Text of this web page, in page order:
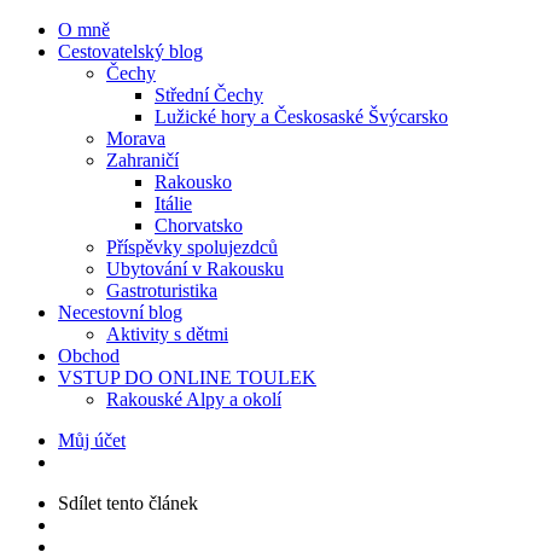
O mně
Cestovatelský blog
Čechy
Střední Čechy
Lužické hory a Českosaské Švýcarsko
Morava
Zahraničí
Rakousko
Itálie
Chorvatsko
Příspěvky spolujezdců
Ubytování v Rakousku
Gastroturistika
Necestovní blog
Aktivity s dětmi
Obchod
VSTUP DO ONLINE TOULEK
Rakouské Alpy a okolí
Můj účet
Sdílet tento článek